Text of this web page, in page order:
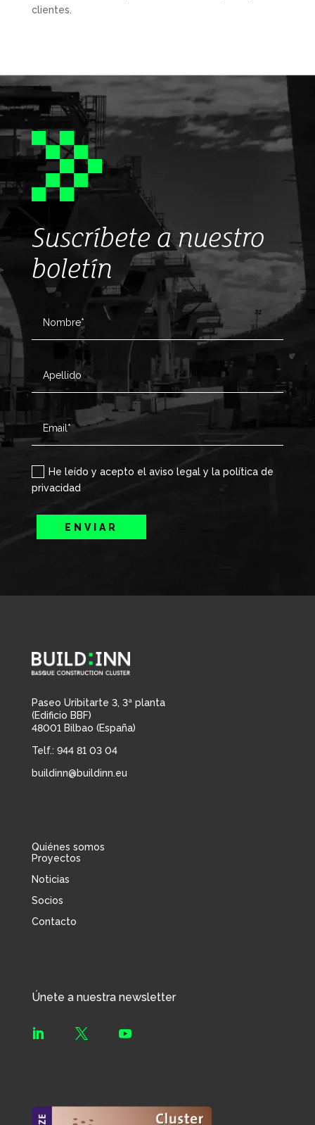
clientes.
Suscríbete a nuestro
boletín
He leído y acepto el aviso legal y la política de
privacidad
ENVIAR
Paseo Uribitarte 3, 3ª planta
(Edificio BBF)
48001 Bilbao (España)
Telf.: 944 81 03 04
buildinn@buildinn.eu
Quiénes somos
Proyectos
Noticias
Socios
Contacto
Únete a nuestra newsletter
  